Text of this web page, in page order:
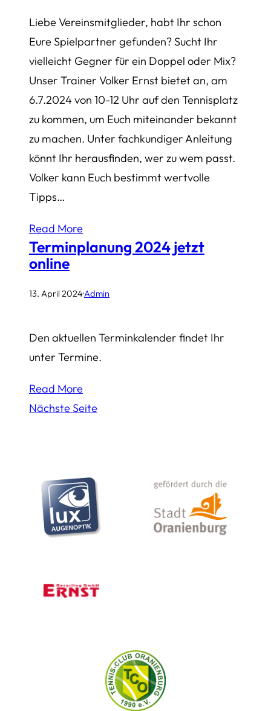
Liebe Vereinsmitglieder, habt Ihr schon
Eure Spielpartner gefunden? Sucht Ihr
vielleicht Gegner für ein Doppel oder Mix?
Unser Trainer Volker Ernst bietet an, am
6.7.2024 von 10-12 Uhr auf den Tennisplatz
zu kommen, um Euch miteinander bekannt
zu machen. Unter fachkundiger Anleitung
könnt Ihr herausfinden, wer zu wem passt.
Volker kann Euch bestimmt wertvolle
Tipps…
Read More
Terminplanung 2024 jetzt
online
13. April 2024·Admin
Den aktuellen Terminkalender findet Ihr
unter Termine.
Read More
Nächste Seite